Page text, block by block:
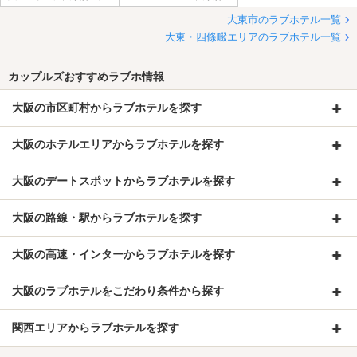
大東市のラブホテル一覧
大東・四條畷エリアのラブホテル一覧
カップルズおすすめラブホ情報
大阪の市区町村からラブホテルを探す
大阪のホテルエリアからラブホテルを探す
大阪のデートスポットからラブホテルを探す
大阪の路線・駅からラブホテルを探す
大阪の高速・インターからラブホテルを探す
大阪のラブホテルをこだわり条件から探す
関西エリアからラブホテルを探す